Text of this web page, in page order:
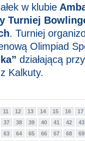
w klubie
Turniej
. Turniej
Olimpiad
działającą
Kalkuty.
11 12 13 14 15 16
17
37 38 39 40 41 42
43
63 64 65 66 67 68
69